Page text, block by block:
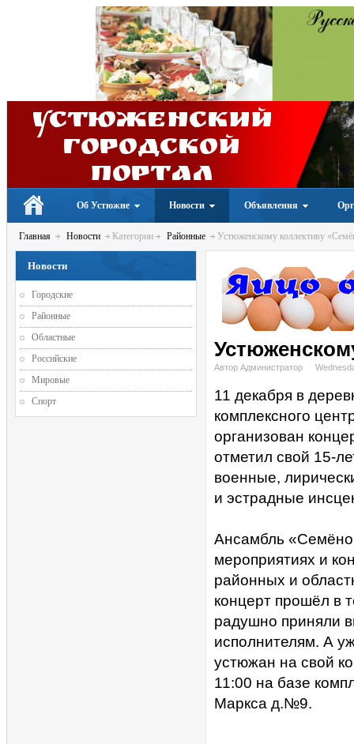
Устюженский
Городской
портал
Об Устюжне Новости Объявления
Главная Новости Категории Районные Устюженскому коллективу
Автор Администратор
11 декабря в
комплексного
организован
отметил свой 15-
военные,
и эстрадные
Ансамбль
мероприятиях и
районных и
концерт прошёл в
радушно приняли
исполнителям. А
устюжан на свой
11:00 на базе
Маркса д.№9.
Новости
Городские
Районные
Областные
Российские
Мировые
Спорт